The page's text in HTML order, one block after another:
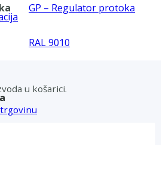
u košarici.
GP – Regulator protoka
RAL 9010